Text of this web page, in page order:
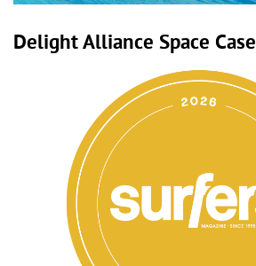
Delight Alliance Space Case